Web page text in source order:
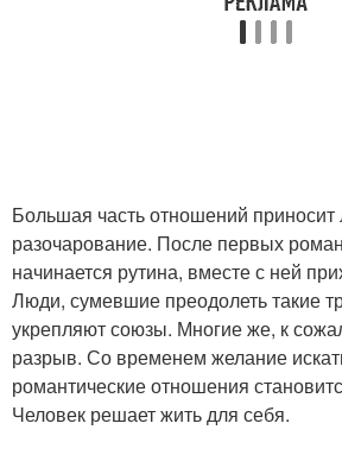
Большая часть отношений
разочарование. После первых
начинается рутина, вместе с ней
Люди, сумевшие преодолеть такие
укрепляют союзы. Многие же, к
разрыв. Со временем желание
романтические отношения
Человек решает жить для себя.